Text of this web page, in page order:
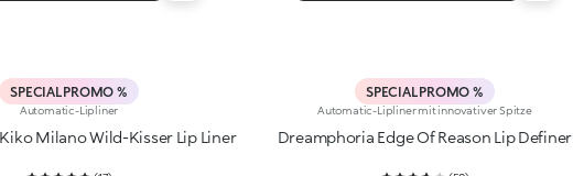
SPECIAL PROMO %
Automatic-Lipliner
Milano Wild-Kisser Lip Liner
SPECIAL PROMO %
Automatic-Lipliner mit innovativer Spitze
Dreamphoria Edge Of Reason Lip Definer